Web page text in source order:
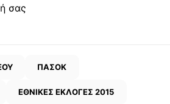
σας
ΠΑΣΟΚ
ΕΘΝΙΚΕΣ ΕΚΛΟΓΕΣ 2015